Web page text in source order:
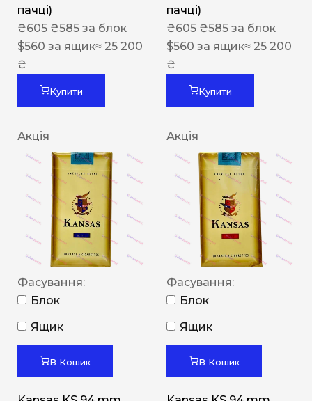
пачці)
₴605 ₴585 за блок
$560 за ящик≈ 25 200
₴
Купити
пачці)
₴605 ₴585 за блок
$560 за ящик≈ 25 200
₴
Купити
Акція
Фасування:
Блок
Ящик
В Кошик
Акція
Фасування:
Блок
Ящик
В Кошик